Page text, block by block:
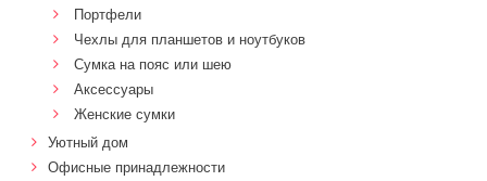
Портфели
Чехлы для планшетов и ноутбуков
Сумка на пояс или шею
Аксессуары
Женские сумки
Уютный дом
Офисные принадлежности